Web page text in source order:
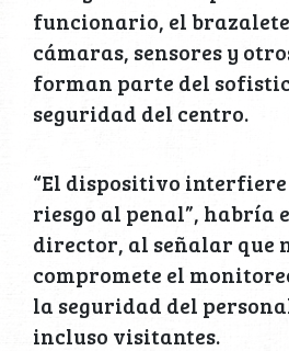
funcionario, el
cámaras, sensores y
forman parte del
seguridad del centro.
“El dispositivo interfiere
riesgo al penal”, habría
director, al señalar que
compromete el
la seguridad del
incluso visitantes.